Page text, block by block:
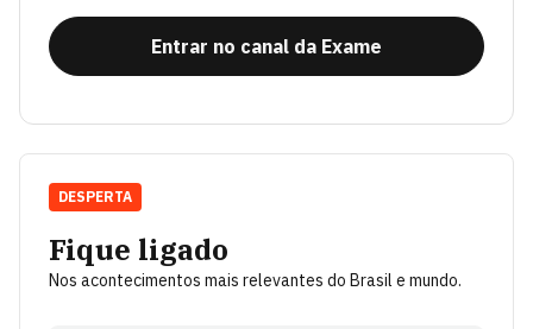
Entrar no canal da Exame
Fique ligado
Nos acontecimentos mais relevantes do Brasil e mundo.
DESPERTA